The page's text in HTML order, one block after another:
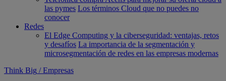
las pymes Los términos Cloud que no puedes no
conocer
Redes
El Edge Computing y la ciberseguridad: ventajas, retos
y desafíos La importancia de la segmentación y
microsegmentación de redes en las empresas modernas
Think Big / Empresas